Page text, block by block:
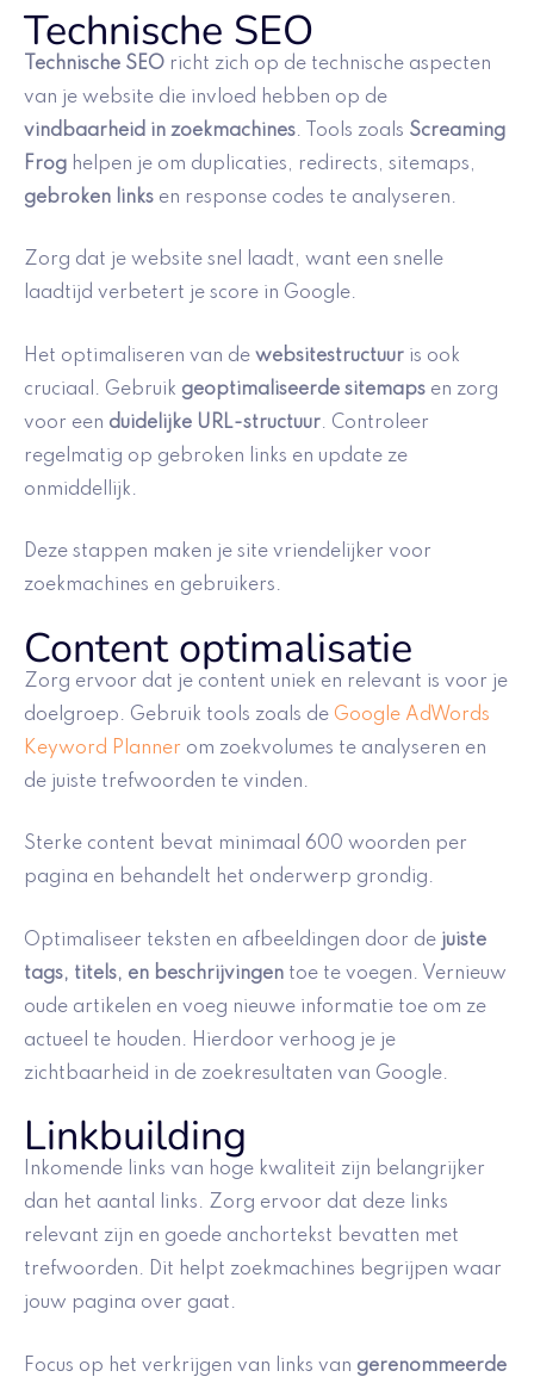
Technische SEO
Technische SEO richt zich op de technische aspecten
van je website die invloed hebben op de
vindbaarheid in zoekmachines. Tools zoals Screaming
Frog helpen je om duplicaties, redirects, sitemaps,
gebroken links en response codes te analyseren.
Zorg dat je website snel laadt, want een snelle
laadtijd verbetert je score in Google.
Het optimaliseren van de websitestructuur is ook
cruciaal. Gebruik geoptimaliseerde sitemaps en zorg
voor een duidelijke URL-structuur. Controleer
regelmatig op gebroken links en update ze
onmiddellijk.
Deze stappen maken je site vriendelijker voor
zoekmachines en gebruikers.
Content optimalisatie
Zorg ervoor dat je content uniek en relevant is voor je
doelgroep. Gebruik tools zoals de Google AdWords
Keyword Planner om zoekvolumes te analyseren en
de juiste trefwoorden te vinden.
Sterke content bevat minimaal 600 woorden per
pagina en behandelt het onderwerp grondig.
Optimaliseer teksten en afbeeldingen door de juiste
tags, titels, en beschrijvingen toe te voegen. Vernieuw
oude artikelen en voeg nieuwe informatie toe om ze
actueel te houden. Hierdoor verhoog je je
zichtbaarheid in de zoekresultaten van Google.
Linkbuilding
Inkomende links van hoge kwaliteit zijn belangrijker
dan het aantal links. Zorg ervoor dat deze links
relevant zijn en goede anchortekst bevatten met
trefwoorden. Dit helpt zoekmachines begrijpen waar
jouw pagina over gaat.
Focus op het verkrijgen van links van gerenommeerde